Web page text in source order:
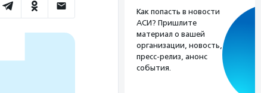
Как попасть в новости
АСИ? Пришлите
материал о вашей
организации, новость,
пресс-релиз, анонс
события.